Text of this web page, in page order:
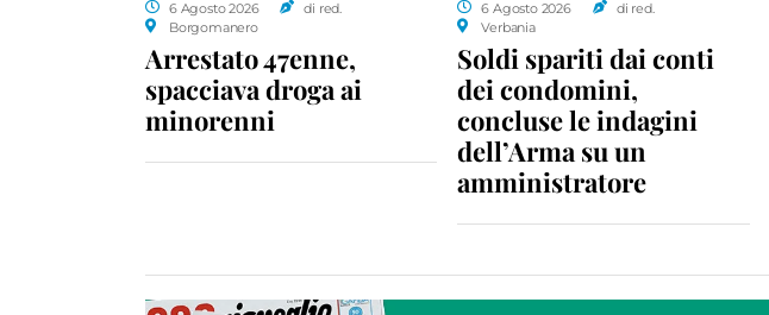
6 Agosto 2026
di red.
Borgomanero
Arrestato 47enne,
spacciava droga ai
minorenni
6 Agosto 2026
di red.
Verbania
Soldi spariti dai conti
dei condomini,
concluse le indagini
dell’Arma su un
amministratore